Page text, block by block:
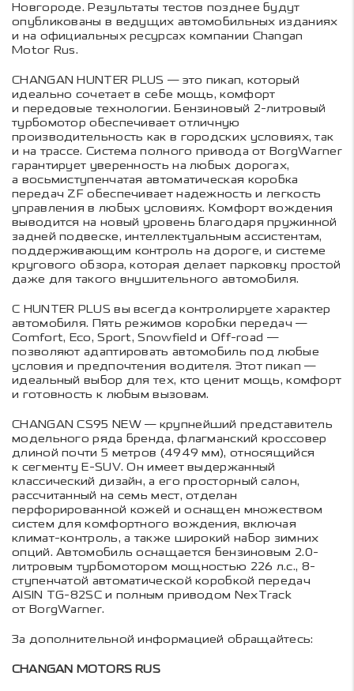
Новгороде. Результаты тестов позднее будут
опубликованы в ведущих автомобильных изданиях
и на официальных ресурсах компании Changan
Motor Rus.
CHANGAN HUNTER PLUS — это пикап, который
идеально сочетает в себе мощь, комфорт
и передовые технологии. Бензиновый 2-литровый
турбомотор обеспечивает отличную
производительность как в городских условиях, так
и на трассе. Система полного привода от BorgWarner
гарантирует уверенность на любых дорогах,
а восьмиступенчатая автоматическая коробка
передач ZF обеспечивает надежность и легкость
управления в любых условиях. Комфорт вождения
выводится на новый уровень благодаря пружинной
задней подвеске, интеллектуальным ассистентам,
поддерживающим контроль на дороге, и системе
кругового обзора, которая делает парковку простой
даже для такого внушительного автомобиля.
С HUNTER PLUS вы всегда контролируете характер
автомобиля. Пять режимов коробки передач —
Comfort, Eco, Sport, Snowfield и Off-road —
позволяют адаптировать автомобиль под любые
условия и предпочтения водителя. Этот пикап —
идеальный выбор для тех, кто ценит мощь, комфорт
и готовность к любым вызовам.
CHANGAN CS95 NEW — крупнейший представитель
модельного ряда бренда, флагманский кроссовер
длиной почти 5 метров (4949 мм), относящийся
к сегменту E-SUV. Он имеет выдержанный
классический дизайн, а его просторный салон,
рассчитанный на семь мест, отделан
перфорированной кожей и оснащен множеством
систем для комфортного вождения, включая
климат-контроль, а также широкий набор зимних
опций. Автомобиль оснащается бензиновым 2.0-
литровым турбомотором мощностью 226 л.с., 8-
ступенчатой автоматической коробкой передач
AISIN TG-82SC и полным приводом NexTrack
от BorgWarner.
За дополнительной информацией обращайтесь:
CHANGAN MOTORS RUS